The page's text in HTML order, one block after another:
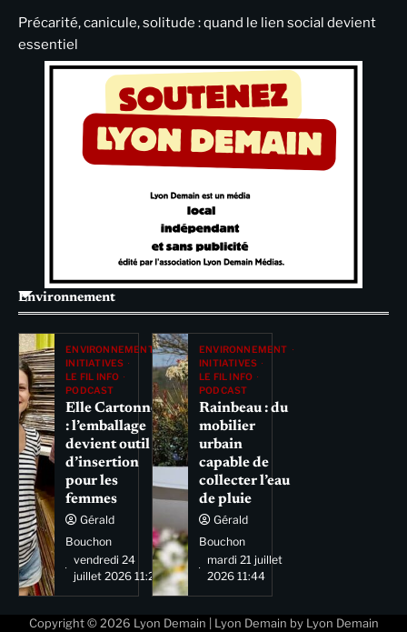
Précarité, canicule, solitude : quand le lien social devient
essentiel
Environnement
ENVIRONNEMENT
INITIATIVES
LE FIL INFO
PODCAST
Elle Cartonne
: l’emballage
devient outil
d’insertion
pour les
femmes
Gérald
Bouchon
vendredi 24
juillet 2026 11:29
ENVIRONNEMENT
INITIATIVES
LE FIL INFO
PODCAST
Rainbeau : du
mobilier
urbain
capable de
collecter l’eau
de pluie
Gérald
Bouchon
mardi 21 juillet
2026 11:44
Copyright © 2026 Lyon Demain | Lyon Demain by Lyon Demain